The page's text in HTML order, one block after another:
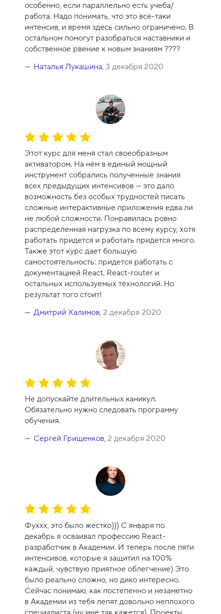
р
с
а
-
1
0
особенно, если параллельно есть учеба/
работа. Надо понимать, что это всё-таки
интенсив, и время здесь сильно ограничено. В
остальном помогут разобраться наставники и
собственное рвение к новым знаниям ????
Наталья Лукашина, 3 декабря 2020
О
е
н
к
а
к
у
р
с
а
-
1
0
Этот курс для меня стал своеобразным
активатором. На нём в единый мощный
инструмент собрались полученные знания
всех предыдущих интенсивов — это дало
возможность без особых трудностей писать
сложные интерактивные приложения едва ли
не любой сложности. Понравилась ровно
распределенная нагрузка по всему курсу, хотя
работать придется и работать придется много.
Также этот курс дает большую
самостоятельность: придется работать с
документацией React, React-router и
остальных используемых технологий. Но
результат того стоит!
Дмитрий Халимов, 2 декабря 2020
О
ц
е
н
к
а
1
0
Не допускайте длительных каникул.
Обязательно нужно следовать программу
обучения.
Сергей Грищенков, 2 декабря 2020
О
е
н
к
а
к
у
р
с
Фуххх, это было жестко))) С января по
декабрь я осваивал профессию React-
разработчик в Академии. И теперь после пяти
интенсивов, которые я защитил на 100%
каждый, чувствую приятное облегчение) Это
было реально сложно, но дико интересно.
Сейчас понимаю, как постепенно и незаметно
в Академии из тебя лепят довольно неплохого